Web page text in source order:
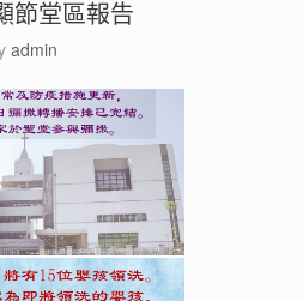
節堂區報告
admin